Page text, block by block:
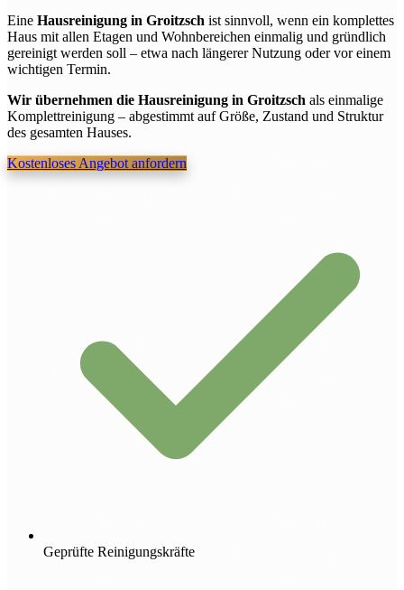
Eine Hausreinigung in Groitzsch ist sinnvoll, wenn ein komplettes
Haus mit allen Etagen und Wohnbereichen einmalig und gründlich
gereinigt werden soll – etwa nach längerer Nutzung oder vor einem
wichtigen Termin.
Wir übernehmen die Hausreinigung in Groitzsch als einmalige
Komplettreinigung – abgestimmt auf Größe, Zustand und Struktur
des gesamten Hauses.
Kostenloses Angebot anfordern
Geprüfte Reinigungskräfte